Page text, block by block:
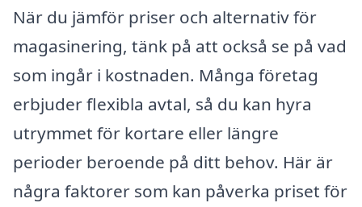
När du jämför priser och alternativ för
magasinering, tänk på att också se på vad
som ingår i kostnaden. Många företag
erbjuder flexibla avtal, så du kan hyra
utrymmet för kortare eller längre
perioder beroende på ditt behov. Här är
några faktorer som kan påverka priset för